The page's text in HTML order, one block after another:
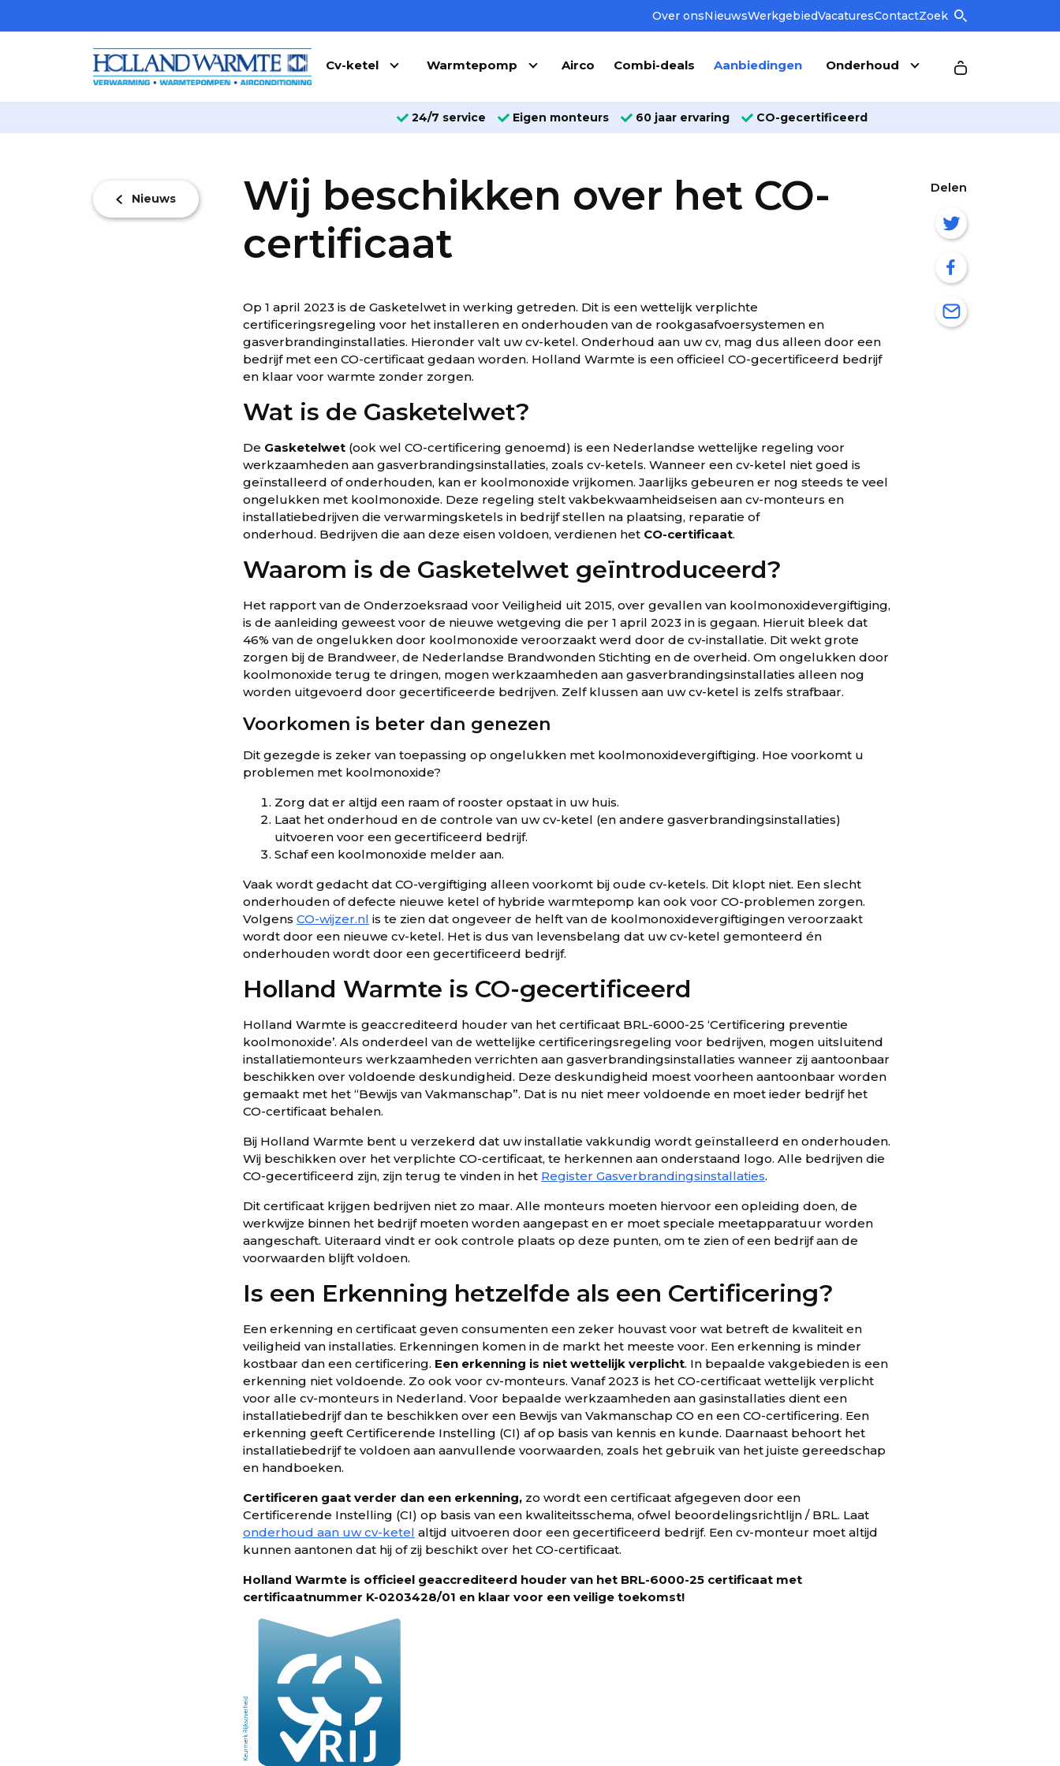
Over onsNieuwsWerkgebiedVacaturesContactZoek
Cv-ketel Warmtepomp Airco Combi-deals Aanbiedingen Onderhoud
24/7 service Eigen monteurs 60 jaar ervaring CO-gecertificeerd
Nieuws
Wij beschikken over het CO-
certificaat
Op 1 april 2023 is de Gasketelwet in werking getreden. Dit is een wettelijk verplichte
certificeringsregeling voor het installeren en onderhouden van de rookgasafvoersystemen en
gasverbrandinginstallaties. Hieronder valt uw cv-ketel. Onderhoud aan uw cv, mag dus alleen door een
bedrijf met een CO-certificaat gedaan worden. Holland Warmte is een officieel CO-gecertificeerd bedrijf
en klaar voor warmte zonder zorgen.
Wat is de Gasketelwet?
De Gasketelwet (ook wel CO-certificering genoemd) is een Nederlandse wettelijke regeling voor
werkzaamheden aan gasverbrandingsinstallaties, zoals cv-ketels. Wanneer een cv-ketel niet goed is
geïnstalleerd of onderhouden, kan er koolmonoxide vrijkomen. Jaarlijks gebeuren er nog steeds te veel
ongelukken met koolmonoxide. Deze regeling stelt vakbekwaamheidseisen aan cv-monteurs en
installatiebedrijven die verwarmingsketels in bedrijf stellen na plaatsing, reparatie of
onderhoud. Bedrijven die aan deze eisen voldoen, verdienen het CO-certificaat.
Waarom is de Gasketelwet geïntroduceerd?
Het rapport van de Onderzoeksraad voor Veiligheid uit 2015, over gevallen van koolmonoxidevergiftiging,
is de aanleiding geweest voor de nieuwe wetgeving die per 1 april 2023 in is gegaan. Hieruit bleek dat
46% van de ongelukken door koolmonoxide veroorzaakt werd door de cv-installatie. Dit wekt grote
zorgen bij de Brandweer, de Nederlandse Brandwonden Stichting en de overheid. Om ongelukken door
koolmonoxide terug te dringen, mogen werkzaamheden aan gasverbrandingsinstallaties alleen nog
worden uitgevoerd door gecertificeerde bedrijven. Zelf klussen aan uw cv-ketel is zelfs strafbaar.
Voorkomen is beter dan genezen
Dit gezegde is zeker van toepassing op ongelukken met koolmonoxidevergiftiging. Hoe voorkomt u
problemen met koolmonoxide?
Zorg dat er altijd een raam of rooster opstaat in uw huis.
Laat het onderhoud en de controle van uw cv-ketel (en andere gasverbrandingsinstallaties)
uitvoeren voor een gecertificeerd bedrijf.
Schaf een koolmonoxide melder aan.
Vaak wordt gedacht dat CO-vergiftiging alleen voorkomt bij oude cv-ketels. Dit klopt niet. Een slecht
onderhouden of defecte nieuwe ketel of hybride warmtepomp kan ook voor CO-problemen zorgen.
Volgens CO-wijzer.nl is te zien dat ongeveer de helft van de koolmonoxidevergiftigingen veroorzaakt
wordt door een nieuwe cv-ketel. Het is dus van levensbelang dat uw cv-ketel gemonteerd én
onderhouden wordt door een gecertificeerd bedrijf.
Holland Warmte is CO-gecertificeerd
Holland Warmte is geaccrediteerd houder van het certificaat BRL-6000-25 ‘Certificering preventie
koolmonoxide’. Als onderdeel van de wettelijke certificeringsregeling voor bedrijven, mogen uitsluitend
installatiemonteurs werkzaamheden verrichten aan gasverbrandingsinstallaties wanneer zij aantoonbaar
beschikken over voldoende deskundigheid. Deze deskundigheid moest voorheen aantoonbaar worden
gemaakt met het “Bewijs van Vakmanschap”. Dat is nu niet meer voldoende en moet ieder bedrijf het
CO-certificaat behalen.
Bij Holland Warmte bent u verzekerd dat uw installatie vakkundig wordt geïnstalleerd en onderhouden.
Wij beschikken over het verplichte CO-certificaat, te herkennen aan onderstaand logo. Alle bedrijven die
CO-gecertificeerd zijn, zijn terug te vinden in het Register Gasverbrandingsinstallaties.
Dit certificaat krijgen bedrijven niet zo maar. Alle monteurs moeten hiervoor een opleiding doen, de
werkwijze binnen het bedrijf moeten worden aangepast en er moet speciale meetapparatuur worden
aangeschaft. Uiteraard vindt er ook controle plaats op deze punten, om te zien of een bedrijf aan de
voorwaarden blijft voldoen.
Is een Erkenning hetzelfde als een Certificering?
Een erkenning en certificaat geven consumenten een zeker houvast voor wat betreft de kwaliteit en
veiligheid van installaties. Erkenningen komen in de markt het meeste voor. Een erkenning is minder
kostbaar dan een certificering. Een erkenning is niet wettelijk verplicht. In bepaalde vakgebieden is een
erkenning niet voldoende. Zo ook voor cv-monteurs. Vanaf 2023 is het CO-certificaat wettelijk verplicht
voor alle cv-monteurs in Nederland. Voor bepaalde werkzaamheden aan gasinstallaties dient een
installatiebedrijf dan te beschikken over een Bewijs van Vakmanschap CO en een CO-certificering. Een
erkenning geeft Certificerende Instelling (CI) af op basis van kennis en kunde. Daarnaast behoort het
installatiebedrijf te voldoen aan aanvullende voorwaarden, zoals het gebruik van het juiste gereedschap
en handboeken.
Certificeren gaat verder dan een erkenning, zo wordt een certificaat afgegeven door een
Certificerende Instelling (CI) op basis van een kwaliteitsschema, ofwel beoordelingsrichtlijn / BRL. Laat
onderhoud aan uw cv-ketel altijd uitvoeren door een gecertificeerd bedrijf. Een cv-monteur moet altijd
kunnen aantonen dat hij of zij beschikt over het CO-certificaat.
Holland Warmte is officieel geaccrediteerd houder van het BRL-6000-25 certificaat met
certificaatnummer K-0203428/01 en klaar voor een veilige toekomst!
Delen